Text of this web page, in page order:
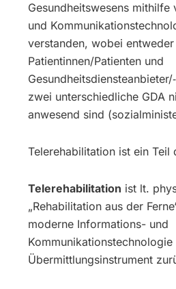
Gesundheitswesens mithilfe
und
verstanden, wobei entweder
Patientinnen/Patienten und
Gesundheitsdiensteanbieter/
zwei unterschiedliche GDA
anwesend sind
Telerehabilitation ist ein Teil
Telerehabilitation ist lt.
„Rehabilitation aus der
moderne Informations- und
Kommunikationstechnologie
Übermittlungsinstrument